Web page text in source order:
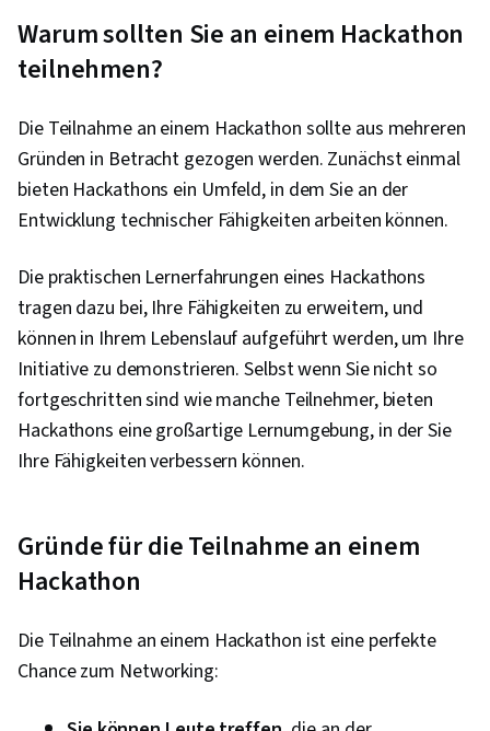
Warum sollten Sie an einem Hackathon
teilnehmen?
Die Teilnahme an einem Hackathon sollte aus mehreren
Gründen in Betracht gezogen werden. Zunächst einmal
bieten Hackathons ein Umfeld, in dem Sie an der
Entwicklung technischer Fähigkeiten arbeiten können.
Die praktischen Lernerfahrungen eines Hackathons
tragen dazu bei, Ihre Fähigkeiten zu erweitern, und
können in Ihrem Lebenslauf aufgeführt werden, um Ihre
Initiative zu demonstrieren. Selbst wenn Sie nicht so
fortgeschritten sind wie manche Teilnehmer, bieten
Hackathons eine großartige Lernumgebung, in der Sie
Ihre Fähigkeiten verbessern können.
Gründe für die Teilnahme an einem
Hackathon
Die Teilnahme an einem Hackathon ist eine perfekte
Chance zum Networking: